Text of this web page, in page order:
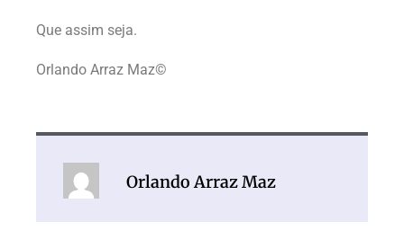
Que assim seja.
Orlando Arraz Maz©
Orlando Arraz Maz